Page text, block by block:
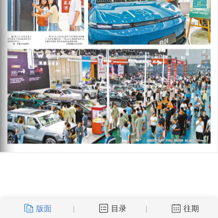
版面 | 目录 | 往期